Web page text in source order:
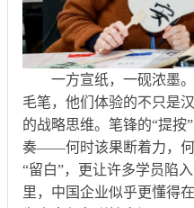
一方宣纸，一砚浓墨。
毛笔，他们体验的不只是
的战略思维。笔锋的“提按
奏——何时该果断着力，
“留白”，更让许多学员陷
里，中国企业似乎更懂得